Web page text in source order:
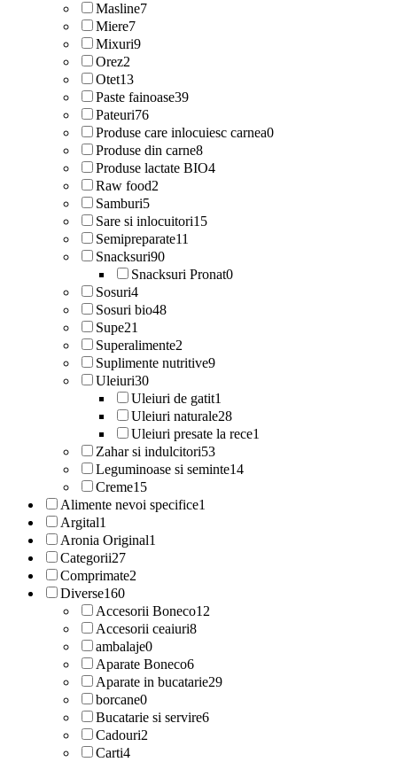
Masline7
Miere7
Mixuri9
Orez2
Otet13
Paste fainoase39
Pateuri76
Produse care inlocuiesc carnea0
Produse din carne8
Produse lactate BIO4
Raw food2
Samburi5
Sare si inlocuitori15
Semipreparate11
Snacksuri90
Snacksuri Pronat0
Sosuri4
Sosuri bio48
Supe21
Superalimente2
Suplimente nutritive9
Uleiuri30
Uleiuri de gatit1
Uleiuri naturale28
Uleiuri presate la rece1
Zahar si indulcitori53
Leguminoase si seminte14
Creme15
Alimente nevoi specifice1
Argital1
Aronia Original1
Categorii27
Comprimate2
Diverse160
Accesorii Boneco12
Accesorii ceaiuri8
ambalaje0
Aparate Boneco6
Aparate in bucatarie29
borcane0
Bucatarie si servire6
Cadouri2
Carti4